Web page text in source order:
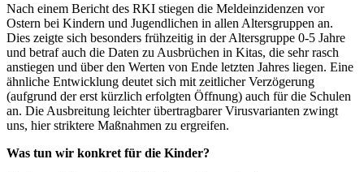
Nach einem Bericht des RKI stiegen die Meldeinzidenzen vor
Ostern bei Kindern und Jugendlichen in allen Altersgruppen an.
Dies zeigte sich besonders frühzeitig in der Altersgruppe 0-5 Jahre
und betraf auch die Daten zu Ausbrüchen in Kitas, die sehr rasch
anstiegen und über den Werten von Ende letzten Jahres liegen. Eine
ähnliche Entwicklung deutet sich mit zeitlicher Verzögerung
(aufgrund der erst kürzlich erfolgten Öffnung) auch für die Schulen
an. Die Ausbreitung leichter übertragbarer Virusvarianten zwingt
uns, hier striktere Maßnahmen zu ergreifen.
Was tun wir konkret für die Kinder?